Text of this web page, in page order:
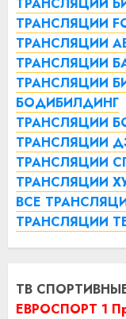
ТРАНСЛЯЦИИ
ТРАНСЛЯЦИИ
ТРАНСЛЯЦИИ
ТРАНСЛЯЦИИ
БОДИБИЛДИНГ
ТРАНСЛЯЦИИ
ТРАНСЛЯЦИИ
ТРАНСЛЯЦИИ
ТРАНСЛЯЦИИ
ВСЕ
ТРАНСЛЯЦИИ
ТВ
ЕВРОСПОРТ 1